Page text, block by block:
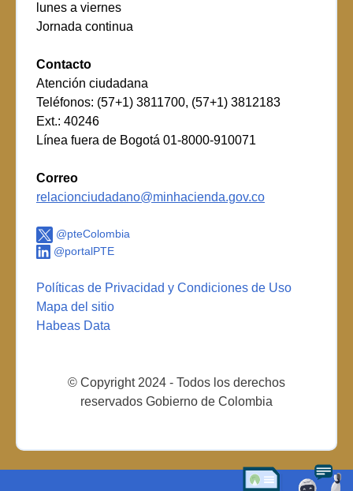
lunes a viernes
Jornada continua
Contacto
Atención ciudadana
Teléfonos: (57+1) 3811700, (57+1) 3812183
Ext.: 40246
Línea fuera de Bogotá 01-8000-910071
Correo
relacionciudadano@minhacienda.gov.co
@pteColombia
@portalPTE
Políticas de Privacidad y Condiciones de Uso
Mapa del sitio
Habeas Data
© Copyright 2024 - Todos los derechos
reservados Gobierno de Colombia